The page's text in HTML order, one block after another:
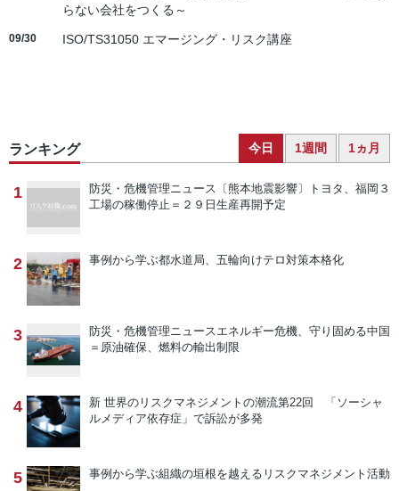
らない会社をつくる～
09/30 ISO/TS31050 エマージング・リスク講座
ランキング 今日 1週間 1ヵ月
1 防災・危機管理ニュース 〔熊本地震影響〕トヨタ、福岡３
工場の稼働停止＝２９日生産再開予定
2 事例から学ぶ都水道局、五輪向けテロ対策本格化
3 防災・危機管理ニュースエネルギー危機、守り固める中国
＝原油確保、燃料の輸出制限
4 新 世界のリスクマネジメントの潮流第22回 「ソーシャ
ルメディア依存症」で訴訟が多発
5 事例から学ぶ組織の垣根を越えるリスクマネジメント活動